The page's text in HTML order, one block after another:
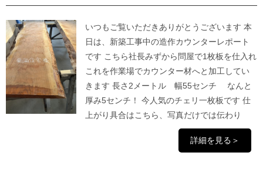
いつもご覧いただきありがとうございます 本
日は、新築工事中の造作カウンターレポート
です こちら社長みずから問屋で1枚板を仕入れ
これを作業場でカウンター材へと加工してい
きます 長さ2メートル 幅55センチ なんと
厚み5センチ！ 今人気のチェリ一枚板です 仕
上がり具合はこちら、写真だけでは伝わり
詳細を見る＞